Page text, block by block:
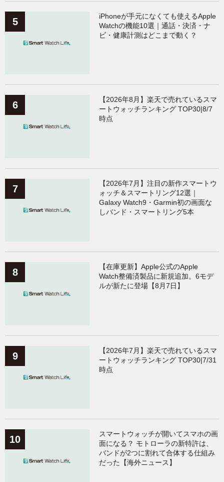
iPhoneが手元になくても使えるApple
Watchの機能10選｜通話・決済・ナ
ビ・健康計測はどこまで動く？
【2026年8月】楽天で売れているスマ
ートウォッチランキング TOP30|8/7
時点
【2026年7月】注目の新作スマートウ
ォッチ＆スマートリング12選｜
Galaxy Watch9・Garmin初の画面な
しバンド・スマートリング5本
【在庫更新】Apple公式のApple
Watch整備済製品に新規追加。6モデ
ルが新たに登場【8月7日】
【2026年7月】楽天で売れているスマ
ートウォッチランキング TOP30|7/31
時点
スマートウォッチが開いてスマホの画
面になる？ モトローラの新特許は、
バンドが2つに割れて合体する仕組み
だった【海外ニュース】